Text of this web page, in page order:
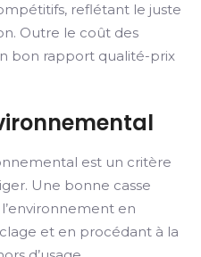
reflétant le juste
Outre le coût des
bon rapport qualité-prix
est un critère
Une bonne casse
en
et en procédant à la